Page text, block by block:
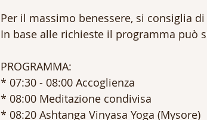
Per il massimo benessere, si consiglia
In base alle richieste il programma può
PROGRAMMA:
* 07:30 - 08:00 Accoglienza
* 08:00 Meditazione condivisa
* 08:20 Ashtanga Vinyasa Yoga (Mysore)